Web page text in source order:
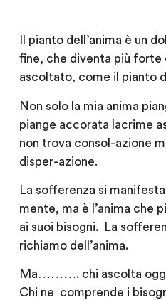
Il pianto dell’anima è un
fine, che diventa più forte
ascoltato, come il pianto
Non solo la mia anima
piange accorata lacrime
non trova consol-azione
disper-azione.
La sofferenza si
mente, ma è l’anima che
ai suoi bisogni. La
richiamo dell’anima.
Ma………. chi ascolta oggi
Chi ne comprende i